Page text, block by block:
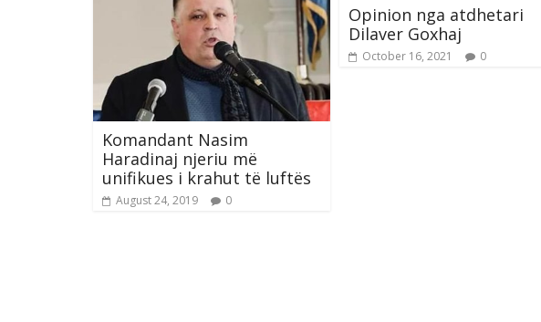
Komandant Nasim
Haradinaj njeriu më
unifikues i krahut të luftës
August 24, 2019 0
Opinion nga atdhetari
Dilaver Goxhaj
October 16, 2021 0